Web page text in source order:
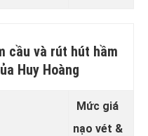
cầu và rút hút hầm
Huy Hoàng
Mức giá
nạo vét &